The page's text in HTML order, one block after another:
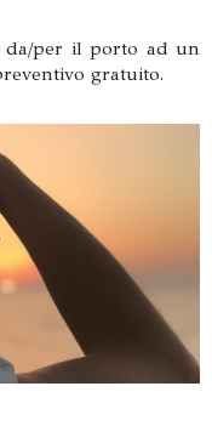
da/per il porto ad un
gratuito.